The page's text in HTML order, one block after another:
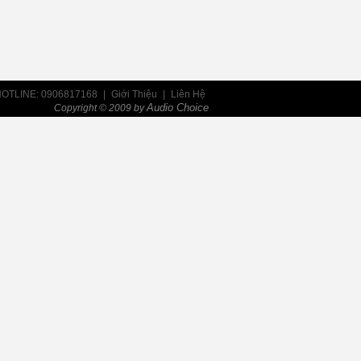
0906817168 Giới Thiệu
Liên Hệ
Copyright © 2009 byAudio Choice